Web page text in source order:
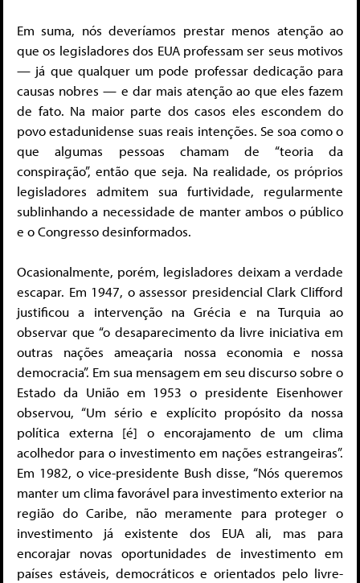
Em suma, nós deveríamos prestar menos atenção ao
que os legisladores dos EUA professam ser seus motivos
— já que qualquer um pode professar dedicação para
causas nobres — e dar mais atenção ao que eles fazem
de fato. Na maior parte dos casos eles escondem do
povo estadunidense suas reais intenções. Se soa como o
que algumas pessoas chamam de “teoria da
conspiração”, então que seja. Na realidade, os próprios
legisladores admitem sua furtividade, regularmente
sublinhando a necessidade de manter ambos o público
e o Congresso desinformados.
Ocasionalmente, porém, legisladores deixam a verdade
escapar. Em 1947, o assessor presidencial Clark Clifford
justificou a intervenção na Grécia e na Turquia ao
observar que “o desaparecimento da livre iniciativa em
outras nações ameaçaria nossa economia e nossa
democracia”. Em sua mensagem em seu discurso sobre o
Estado da União em 1953 o presidente Eisenhower
observou, “Um sério e explícito propósito da nossa
política externa [é] o encorajamento de um clima
acolhedor para o investimento em nações estrangeiras”.
Em 1982, o vice-presidente Bush disse, “Nós queremos
manter um clima favorável para investimento exterior na
região do Caribe, não meramente para proteger o
investimento já existente dos EUA ali, mas para
encorajar novas oportunidades de investimento em
países estáveis, democráticos e orientados pelo livre-